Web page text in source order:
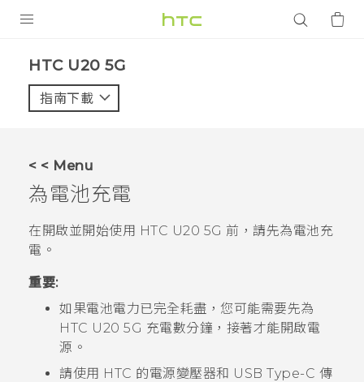
VIVE
應用程式
支援服務
‎HTC U20 5G‎
指南下載
< < Menu
為電池充電
在開啟並開始使用 HTC U20 5G 前，請先為電池充
電。
重要:
如果電池電力已完全耗盡，您可能需要先為
HTC U20 5G 充電數分鐘，接著才能開啟電
源。
請使用 HTC 的電源變壓器和 USB Type-C 傳